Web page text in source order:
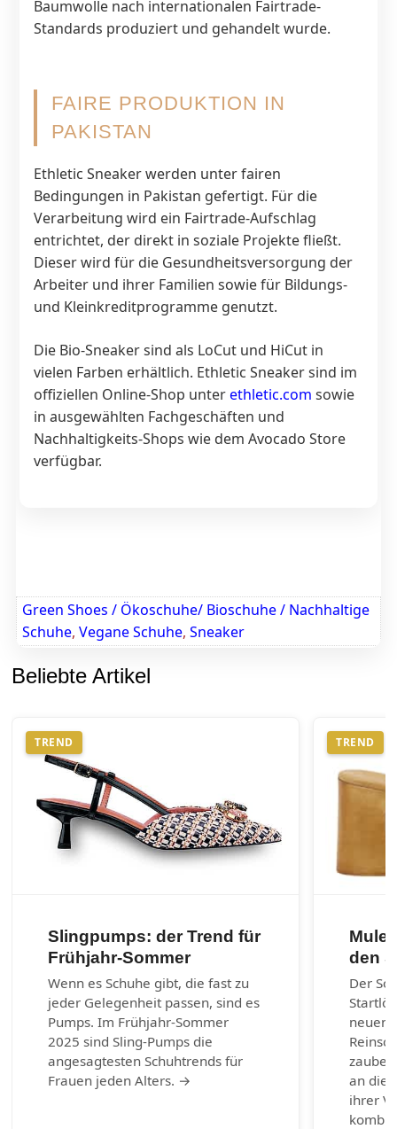
Baumwolle nach internationalen Fairtrade-
Standards produziert und gehandelt wurde.
FAIRE PRODUKTION IN
PAKISTAN
Ethletic Sneaker werden unter fairen
Bedingungen in Pakistan gefertigt. Für die
Verarbeitung wird ein Fairtrade-Aufschlag
entrichtet, der direkt in soziale Projekte fließt.
Dieser wird für die Gesundheitsversorgung der
Arbeiter und ihrer Familien sowie für Bildungs-
und Kleinkreditprogramme genutzt.
Die Bio-Sneaker sind als LoCut und HiCut in
vielen Farben erhältlich. Ethletic Sneaker sind im
offiziellen Online-Shop unterethletic.com sowie
in ausgewählten Fachgeschäften und
Nachhaltigkeits-Shops wie dem Avocado Store
verfügbar.
Green Shoes / Ökoschuhe/ Bioschuhe / Nachhaltige
Schuhe, Vegane Schuhe, Sneaker
Beliebte Artikel
TREND
Slingpumps: der Trend für
Frühjahr-Sommer
Wenn es Schuhe gibt, die fast zu
jeder Gelegenheit passen, sind es
Pumps. Im Frühjahr-Sommer
2025 sind Sling-Pumps die
angesagtesten Schuhtrends für
Frauen jeden Alters. →
TREND
den
Der
neuen
an die
ihrer